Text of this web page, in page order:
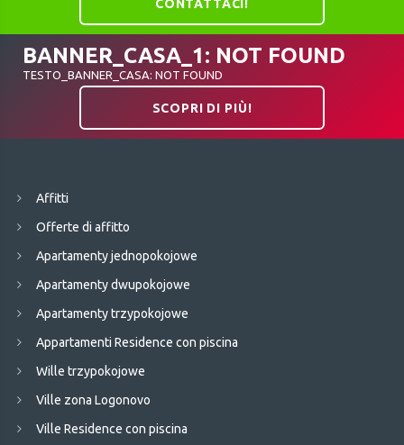
CONTATTACI!
BANNER_CASA_1: NOT FOUND
TESTO_BANNER_CASA: NOT FOUND
SCOPRI DI PIÙ!
Affitti
Offerte di affitto
Apartamenty jednopokojowe
Apartamenty dwupokojowe
Apartamenty trzypokojowe
Appartamenti Residence con piscina
Wille trzypokojowe
Ville zona Logonovo
Ville Residence con piscina